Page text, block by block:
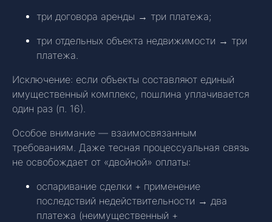
три договора аренды → три платежа;
три отдельных объекта недвижимости → три
платежа.
Исключение: если объекты составляют единый
имущественный комплекс, пошлина уплачивается
один раз (п. 16).
Особое внимание — взаимосвязанным
требованиям. Даже тесная процессуальная связь
не освобождает от «двойной» оплаты:
оспаривание сделки + применение
последствий недействительности → два
платежа (неимущественный +